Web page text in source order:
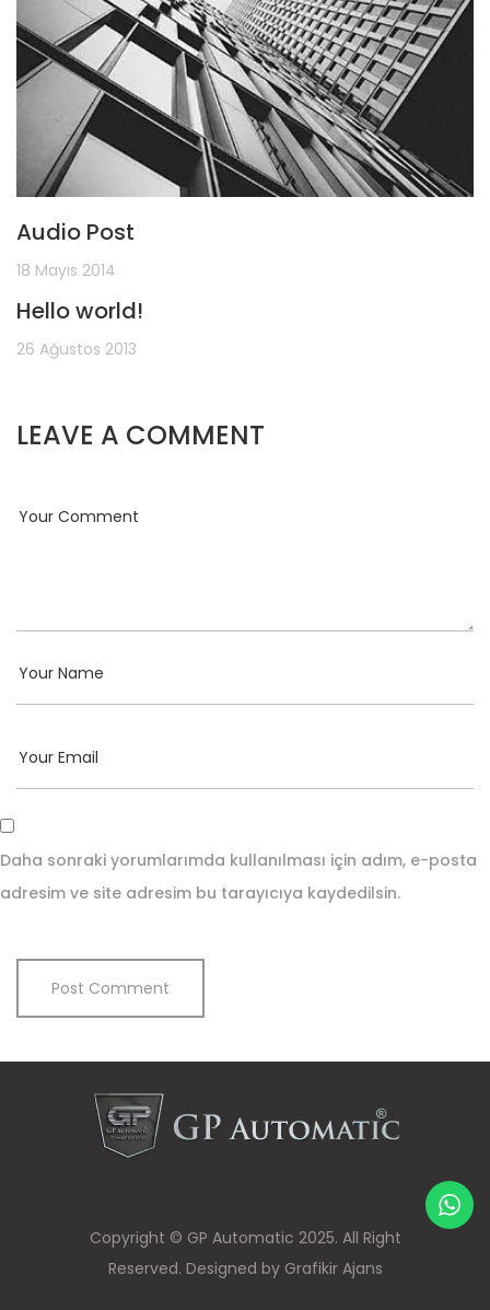
Audio Post
18 Mayıs 2014
Hello world!
26 Ağustos 2013
LEAVE A COMMENT
Daha sonraki yorumlarımda kullanılması için adım, e-posta
adresim ve site adresim bu tarayıcıya kaydedilsin.
Copyright © GP Automatic 2025. All Right
Reserved. Designed by Grafikir Ajans